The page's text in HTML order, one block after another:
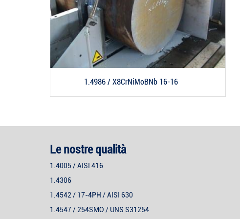
1.4986 / X8CrNiMoBNb 16-16
Le nostre qualità
1.4005 / AISI 416
1.4306
1.4542 / 17-4PH / AISI 630
1.4547 / 254SMO / UNS S31254